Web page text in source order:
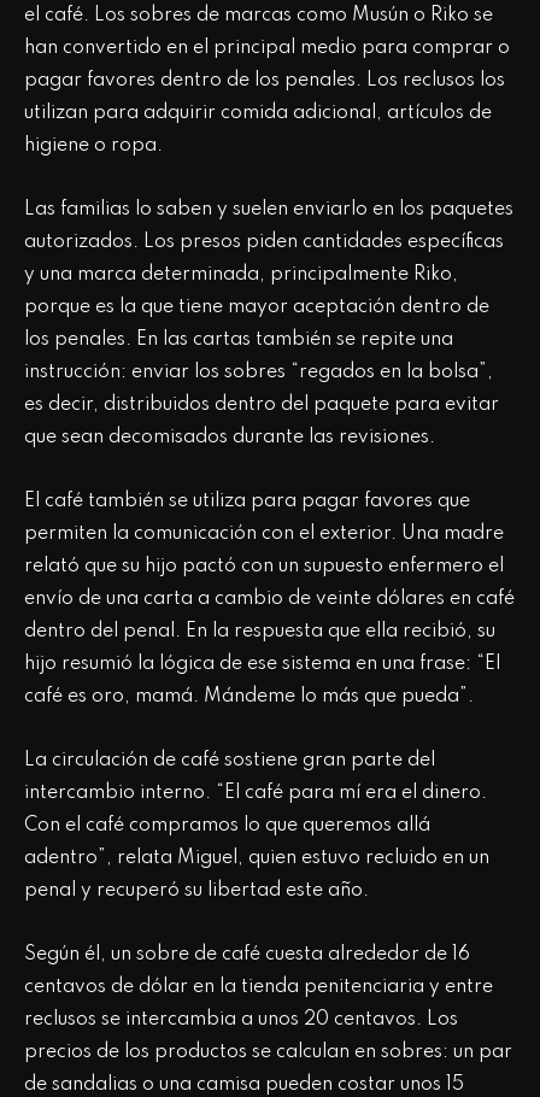
el café. Los sobres de marcas como Musún o Riko se
han convertido en el principal medio para comprar o
pagar favores dentro de los penales. Los reclusos los
utilizan para adquirir comida adicional, artículos de
higiene o ropa.
Las familias lo saben y suelen enviarlo en los paquetes
autorizados. Los presos piden cantidades específicas
y una marca determinada, principalmente Riko,
porque es la que tiene mayor aceptación dentro de
los penales. En las cartas también se repite una
instrucción: enviar los sobres “regados en la bolsa”,
es decir, distribuidos dentro del paquete para evitar
que sean decomisados durante las revisiones.
El café también se utiliza para pagar favores que
permiten la comunicación con el exterior. Una madre
relató que su hijo pactó con un supuesto enfermero el
envío de una carta a cambio de veinte dólares en café
dentro del penal. En la respuesta que ella recibió, su
hijo resumió la lógica de ese sistema en una frase: “El
café es oro, mamá. Mándeme lo más que pueda”.
La circulación de café sostiene gran parte del
intercambio interno. “El café para mí era el dinero.
Con el café compramos lo que queremos allá
adentro”, relata Miguel, quien estuvo recluido en un
penal y recuperó su libertad este año.
Según él, un sobre de café cuesta alrededor de 16
centavos de dólar en la tienda penitenciaria y entre
reclusos se intercambia a unos 20 centavos. Los
precios de los productos se calculan en sobres: un par
de sandalias o una camisa pueden costar unos 15